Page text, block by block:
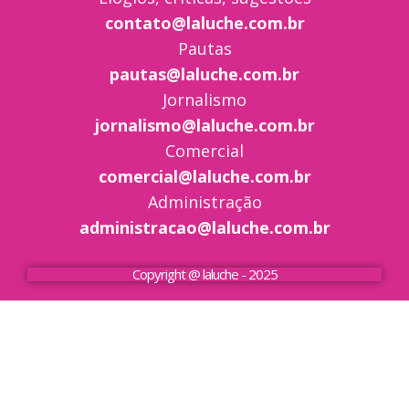
contato@laluche.com.br
Pautas
pautas@laluche.com.br
Jornalismo
jornalismo@laluche.com.br
Comercial
comercial@laluche.com.br
Administração
administracao@laluche.com.br
Copyright @ laluche - 2025